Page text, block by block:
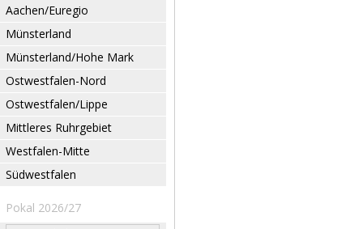
Aachen/Euregio
Münsterland
Münsterland/Hohe Mark
Ostwestfalen-Nord
Ostwestfalen/Lippe
Mittleres Ruhrgebiet
Westfalen-Mitte
Südwestfalen
Pokal 2026/27